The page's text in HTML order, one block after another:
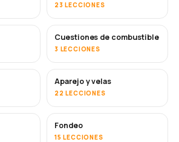
23 LECCIONES
Cuestiones de combustible
3 LECCIONES
Aparejo y velas
22 LECCIONES
Fondeo
15 LECCIONES